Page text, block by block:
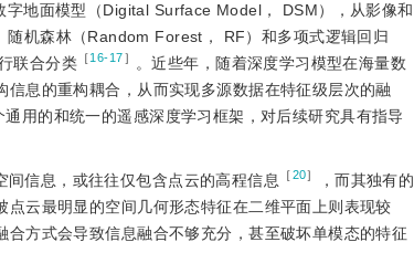
地面模型（Digital Surface Model， DSM），从影像和
机森林（Random Forest， RF）和多项式逻辑回归
联合分类 ［16-17］
。近些年，随着深度学习模型在海量数
息的重构耦合，从而实现多源数据在特征级层次的融
用的和统一的遥感深度学习框架，对后续研究具有指导
信息，或往往仅包含点云的高程信息 ［20］
，而其独有的
云最明显的空间几何形态特征在二维平面上则表现较
方式会导致信息融合不够充分，甚至破坏单模态的特征